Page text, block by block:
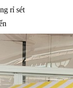
rỉ sét